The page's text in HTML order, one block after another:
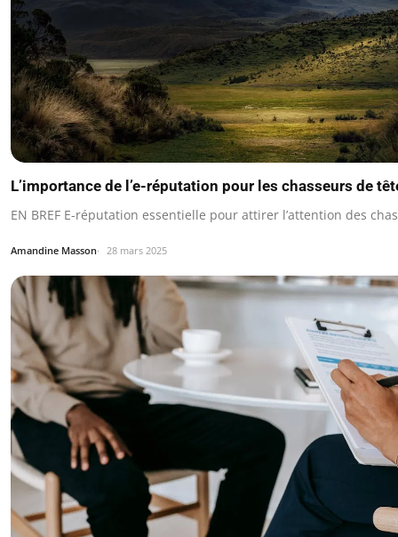
L’importance de l’e-réputation pour les chasseurs de
EN BREF E-réputation essentielle pour attirer l’attention des
Amandine Masson 28 mars 2025